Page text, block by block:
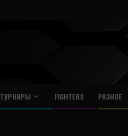
ТУРНИРЫ FIGHTERS РАЗНОЕ